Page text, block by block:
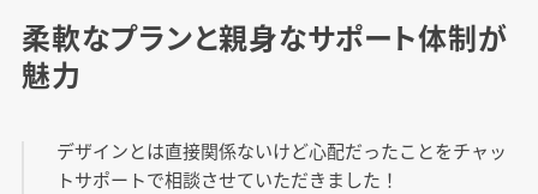
柔軟なプランと親身なサポート体制が
魅力
デザインとは直接関係ないけど心配だったことをチャッ
トサポートで相談させていただきました！